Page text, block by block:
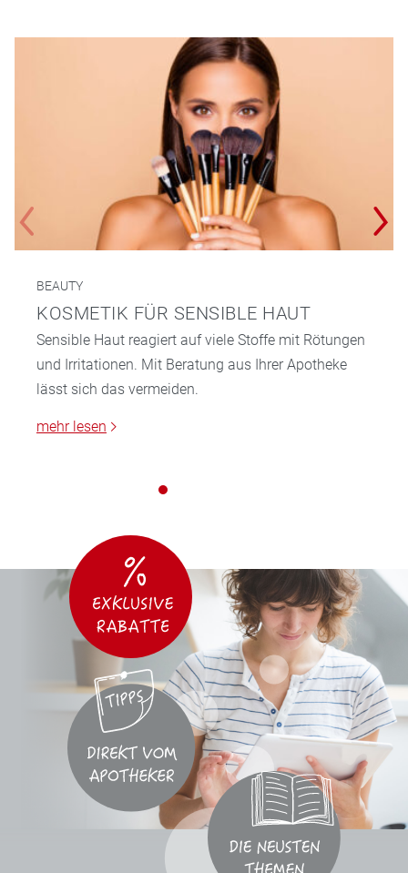
BEAUTY
KOSMETIK FÜR SENSIBLE HAUT
Sensible Haut reagiert auf viele Stoffe mit Rötungen
und Irritationen. Mit Beratung aus Ihrer Apotheke
lässt sich das vermeiden.
mehr lesen